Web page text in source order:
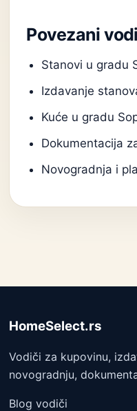
Povezani
Stanovi u gradu
Izdavanje
Kuće u gradu
Dokumentacija
Novogradnja i
HomeSelect.rs
Vodiči za kupovinu,
novogradnju,
Blog vodiči